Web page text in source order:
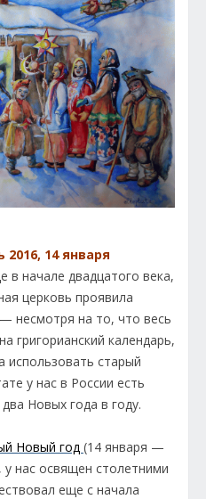
2016, 14 января
в начале двадцатого века,
церковь проявила
несмотря на то, что весь
григорианский календарь,
старый
у нас в России есть
Новых года в году.
Новый год (14 января —
нас освящен столетними
еще с начала